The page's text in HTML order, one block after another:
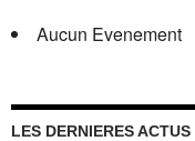
Aucun Evenement
LES DERNIERES ACTUS